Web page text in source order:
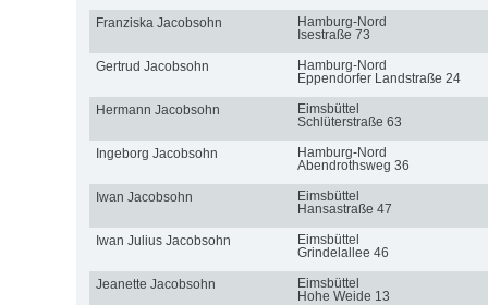
Franziska Jacobsohn
Hamburg-Nord
Isestraße 73
Gertrud Jacobsohn
Hamburg-Nord
Eppendorfer Landstraße 24
Hermann Jacobsohn
Eimsbüttel
Schlüterstraße 63
Ingeborg Jacobsohn
Hamburg-Nord
Abendrothsweg 36
Iwan Jacobsohn
Eimsbüttel
Hansastraße 47
Iwan Julius Jacobsohn
Eimsbüttel
Grindelallee 46
Jeanette Jacobsohn
Eimsbüttel
Hohe Weide 13